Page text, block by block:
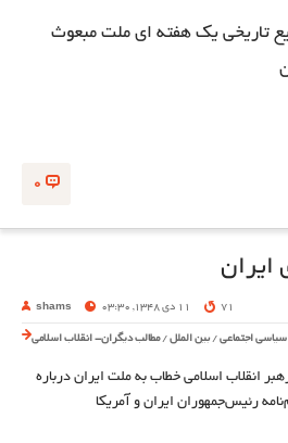
تاریخی یک هفته ای ملت مبعوث
0
ایران
shams 11 دی 1348, 03:30 71
سیاسی اجتماعی /بین الملل /مطالب دیگران- انقلاب اسلامی
انقلاب اسلامی خطاب به ملت ایران درباره
رئیس‌جمهوران ایران و آمریکا